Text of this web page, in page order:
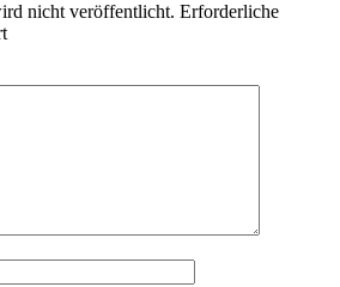
nicht veröffentlicht. Erforderliche